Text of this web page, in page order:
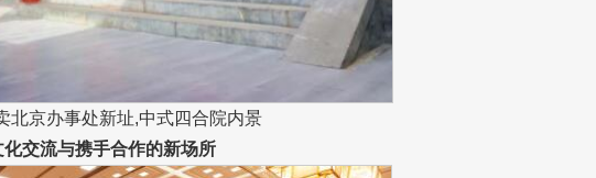
北京办事处新址,中式四合院内景
化交流与携手合作的新场所